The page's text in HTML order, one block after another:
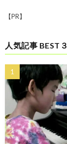
【PR】
人気記事 BEST３